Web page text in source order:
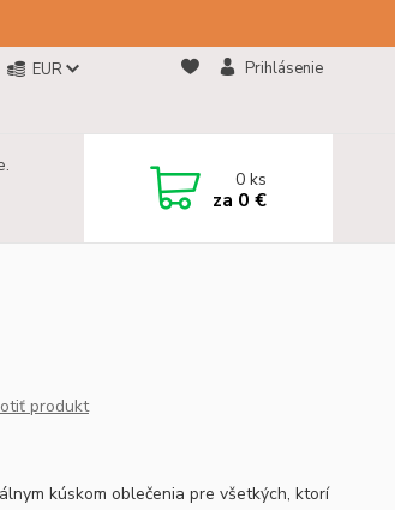
EUR Prihlásenie
0ks
za 0 €
produkt
kúskom oblečenia pre všetkých, ktorí